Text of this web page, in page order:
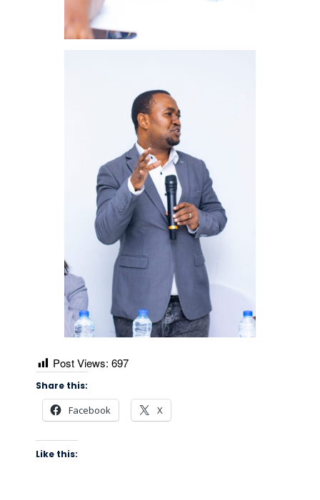
Post Views: 697
Share this:
Facebook X
Like this: